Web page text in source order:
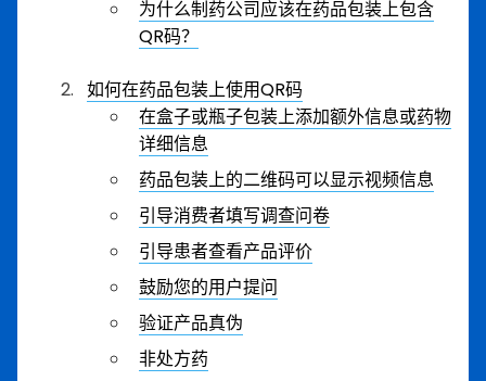
为什么制药公司应该在药品包装上包含
QR码？
如何在药品包装上使用QR码
在盒子或瓶子包装上添加额外信息或药物
详细信息
药品包装上的二维码可以显示视频信息
引导消费者填写调查问卷
引导患者查看产品评价
鼓励您的用户提问
验证产品真伪
非处方药